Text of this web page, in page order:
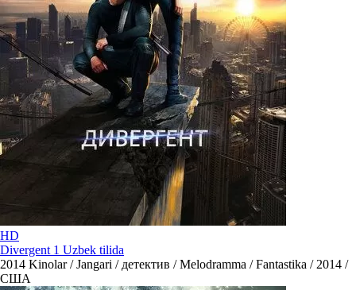
HD
Divergent 1 Uzbek tilida
2014 Kinolar / Jangari / детектив / Melodramma / Fantastika / 2014 /
США